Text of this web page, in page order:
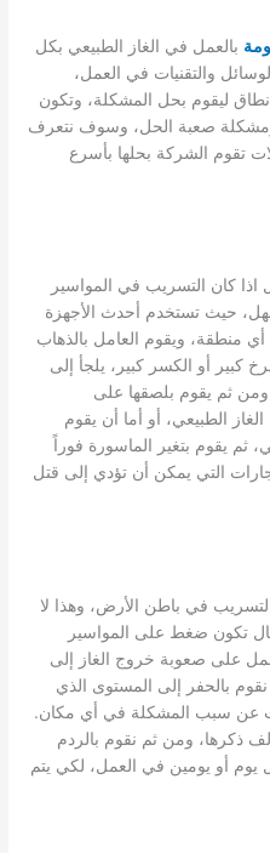
بالعمل في الغاز الطبيعي بكل
والتقنيات في العمل،
ليقوم بحل المشكلة، وتكون
صعبة الحل، وسوف نتعرف
تقوم الشركة بحلها بأسرع
اذا كان التسريب في المواسير
حيث تستخدم أحدث الأجهزة
ويقوم العامل بالذهاب
كبير أو الكسر كبير، يلجأ إلى
ومن ثم يقوم بلصقها على
الطبيعي، أو أما أن يقوم
ثم يقوم بتغير الماسورة فوراً
التي يمكن أن تؤدي إلى قتل
في باطن الأرض، وهذا لا
تكون ضغط على المواسير
على صعوبة خروج الغاز إلى
بالحفر إلى المستوى الذي
عن سبب المشكلة في أي مكان.
ذكرها، ومن ثم نقوم بالردم
يوم أو يومين في العمل، لكي يتم